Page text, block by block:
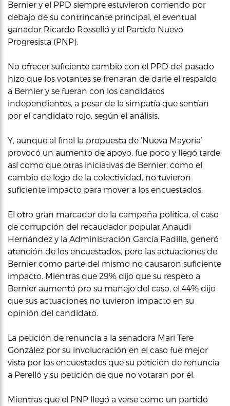
Bernier y el PPD siempre estuvieron corriendo por
debajo de su contrincante principal, el eventual
ganador Ricardo Rosselló y el Partido Nuevo
Progresista (PNP).
No ofrecer suficiente cambio con el PPD del pasado
hizo que los votantes se frenaran de darle el respaldo
a Bernier y se fueran con los candidatos
independientes, a pesar de la simpatía que sentían
por el candidato rojo, según el análisis.
Y, aunque al final la propuesta de ‘Nueva Mayoría’
provocó un aumento de apoyo, fue poco y llegó tarde
así como que otras iniciativas de Bernier, como el
cambio de logo de la colectividad, no tuvieron
suficiente impacto para mover a los encuestados.
El otro gran marcador de la campaña política, el caso
de corrupción del recaudador popular Anaudi
Hernández y la Administración García Padilla, generó
atención de los encuestados, pero las actuaciones de
Bernier como parte del mismo no causaron suficiente
impacto. Mientras que 29% dijo que su respeto a
Bernier aumentó pro su manejo del caso, el 44% dijo
que sus actuaciones no tuvieron impacto en su
opinión del candidato.
La petición de renuncia a la senadora Mari Tere
González por su involucración en el caso fue mejor
vista por los encuestados que su petición de renuncia
a Perelló y su petición de que no votaran por él.
Mientras que el PNP llegó a verse como un partido